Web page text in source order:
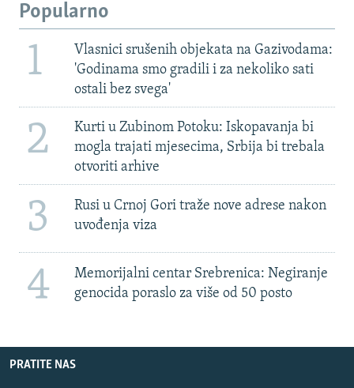
Popularno
1
Vlasnici srušenih objekata na Gazivodama:
'Godinama smo gradili i za nekoliko sati
ostali bez svega'
2
Kurti u Zubinom Potoku: Iskopavanja bi
mogla trajati mjesecima, Srbija bi trebala
otvoriti arhive
3
Rusi u Crnoj Gori traže nove adrese nakon
uvođenja viza
4
Memorijalni centar Srebrenica: Negiranje
genocida poraslo za više od 50 posto
PRATITE NAS